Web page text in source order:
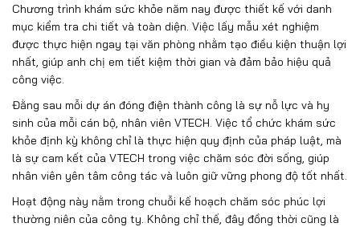
Chương trình khám sức khỏe năm nay được thiết kế với danh
mục kiểm tra chi tiết và toàn diện. Việc lấy mẫu xét nghiệm
được thực hiện ngay tại văn phòng nhằm tạo điều kiện thuận lợi
nhất, giúp anh chị em tiết kiệm thời gian và đảm bảo hiệu quả
công việc.
Đằng sau mỗi dự án đóng điện thành công là sự nỗ lực và hy
sinh của mỗi cán bộ, nhân viên VTECH. Việc tổ chức khám sức
khỏe định kỳ không chỉ là thực hiện quy định của pháp luật, mà
là sự cam kết của VTECH trong việc chăm sóc đời sống, giúp
nhân viên yên tâm công tác và luôn giữ vững phong độ tốt nhất.
Hoạt động này nằm trong chuỗi kế hoạch chăm sóc phúc lợi
thường niên của công ty. Không chỉ thế, đây đồng thời cũng là